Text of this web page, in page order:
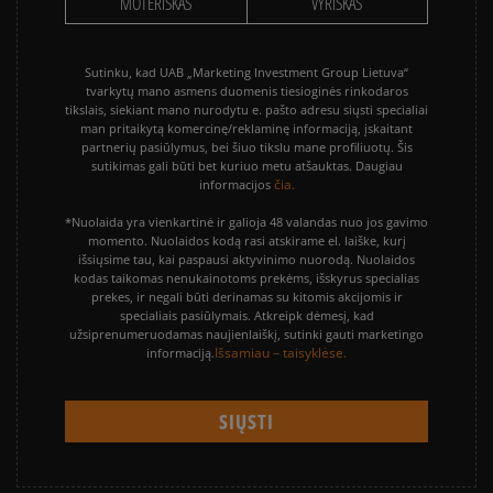
Sutinku, kad UAB „Marketing Investment Group Lietuva“
tvarkytų mano asmens duomenis tiesioginės rinkodaros
tikslais, siekiant mano nurodytu e. pašto adresu siųsti specialiai
man pritaikytą komercinę/reklaminę informaciją, įskaitant
partnerių pasiūlymus, bei šiuo tikslu mane profiliuotų. Šis
sutikimas gali būti bet kuriuo metu atšauktas. Daugiau
informacijos čia.
*Nuolaida yra vienkartinė ir galioja 48 valandas nuo jos gavimo
momento. Nuolaidos kodą rasi atskirame el. laiške, kurį
išsiųsime tau, kai paspausi aktyvinimo nuorodą. Nuolaidos
kodas taikomas nenukainotoms prekėms, išskyrus specialias
prekes, ir negali būti derinamas su kitomis akcijomis ir
specialiais pasiūlymais. Atkreipk dėmesį, kad
užsiprenumeruodamas naujienlaiškį, sutinki gauti marketingo
informaciją.Išsamiau – taisyklėse.